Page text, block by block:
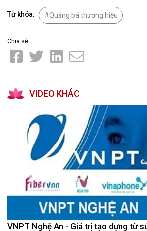
Từ khóa: Quảng bá thương hiệu
Chia sẻ:
VIDEO KHÁC
VNPT Nghệ An - Giá trị tạo dựng từ